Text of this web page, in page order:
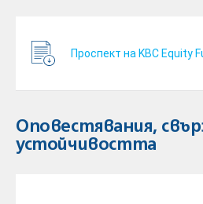
Проспект на KBC Equity
Оповестявания,
устойчивостта